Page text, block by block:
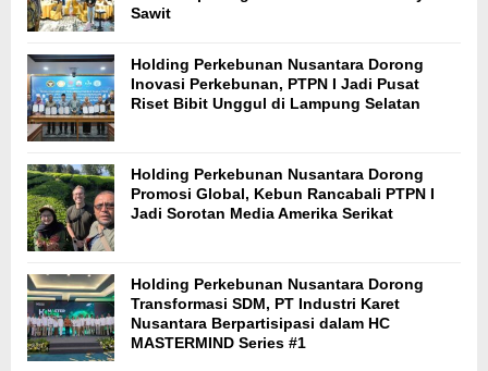
Sawit
Holding Perkebunan Nusantara Dorong
Inovasi Perkebunan, PTPN I Jadi Pusat
Riset Bibit Unggul di Lampung Selatan
Holding Perkebunan Nusantara Dorong
Promosi Global, Kebun Rancabali PTPN I
Jadi Sorotan Media Amerika Serikat
Holding Perkebunan Nusantara Dorong
Transformasi SDM, PT Industri Karet
Nusantara Berpartisipasi dalam HC
MASTERMIND Series #1